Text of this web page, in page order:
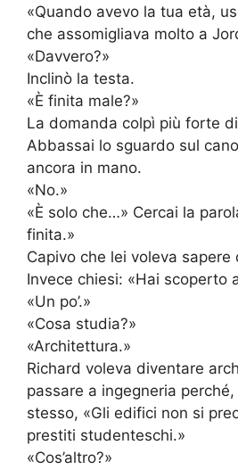
«Quando avevo la tua età,
che assomigliava molto a
«Davvero?»
Inclinò la testa.
«È finita male?»
La domanda colpì più forte
Abbassai lo sguardo sul
ancora in mano.
«No.»
«È solo che…» Cercai la
finita.»
Capivo che lei voleva sapere
Invece chiesi: «Hai scoperto
«Un po’.»
«Cosa studia?»
«Architettura.»
Richard voleva diventare
passare a ingegneria
stesso, «Gli edifici non si
prestiti studenteschi.»
«Cos’altro?»